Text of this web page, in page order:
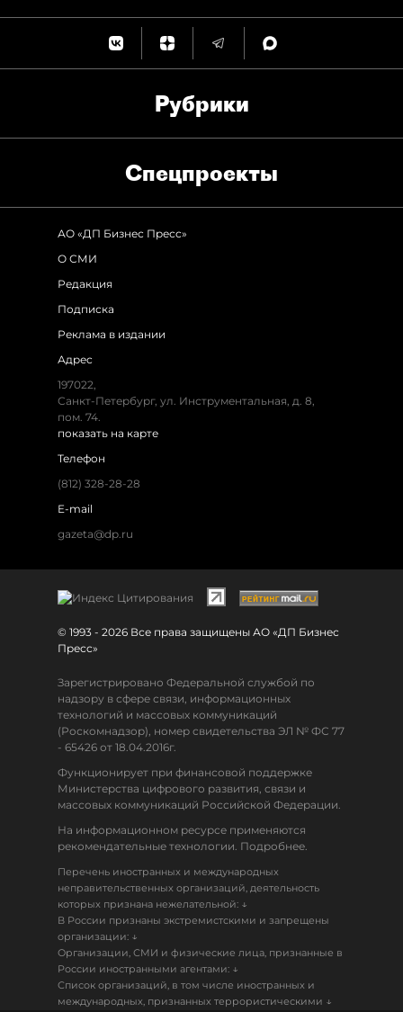
Рубрики
Спец­проекты
АО «ДП Бизнес Пресс»
О СМИ
Редакция
Подписка
Реклама в издании
Адрес
197022,
Санкт-Петербург, ул. Инструментальная, д. 8,
пом. 74.
показать на карте
Телефон
(812) 328-28-28
E-mail
gazeta@dp.ru
© 1993 - 2026 Все права защищены АО «ДП Бизнес
Пресс»
Зарегистрировано Федеральной службой по
надзору в сфере связи, информационных
технологий и массовых коммуникаций
(Роскомнадзор), номер свидетельства ЭЛ № ФС 77
- 65426 от 18.04.2016г.
Функционирует при финансовой поддержке
Министерства цифрового развития, связи и
массовых коммуникаций Российской Федерации.
На информационном ресурсе применяются
рекомендательные технологии. Подробнее.
Перечень иностранных и международных
неправительственных организаций, деятельность
которых признана нежелательной: ↓
В России признаны экстремистскими и запрещены
организации: ↓
Организации, СМИ и физические лица, признанные в
России иностранными агентами: ↓
Список организаций, в том числе иностранных и
международных, признанных террористическими ↓